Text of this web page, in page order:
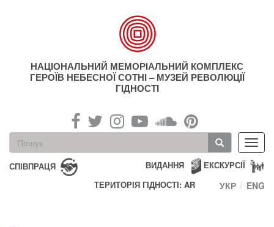
НАЦІОНАЛЬНИЙ МЕМОРІАЛЬНИЙ КОМПЛЕКС
ГЕРОЇВ НЕБЕСНОЇ СОТНІ – МУЗЕЙ РЕВОЛЮЦІЇ
ГІДНОСТІ
Пошукова
форма
Пошук
СПІВПРАЦЯ ЕКСКУРСІЇ
ВИДАННЯ
ТЕРИТОРІЯ ГІДНОСТІ: AR
УКР ENG